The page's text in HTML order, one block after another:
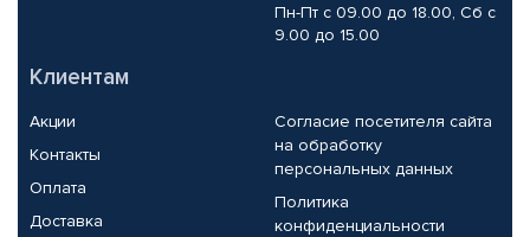
Пн-Пт с 09.00 до 18.00, Сб с
9.00 до 15.00
Клиентам
Акции
Контакты
Оплата
Доставка
Согласие посетителя сайта
на обработку
персональных данных
Политика
конфиденциальности